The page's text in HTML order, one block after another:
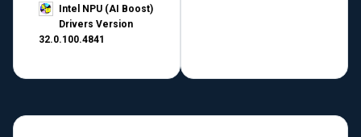
Intel NPU (AI Boost)
Drivers Version
32.0.100.4841